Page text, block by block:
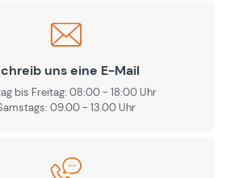
uns eine E-Mail
bis Freitag: 08:00 - 18:00 Uhr
09.00 - 13.00 Uhr